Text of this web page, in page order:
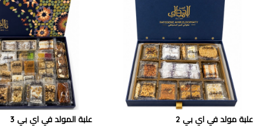
علبة مولد في اي بي 2 علبة المولد في اي بي 3